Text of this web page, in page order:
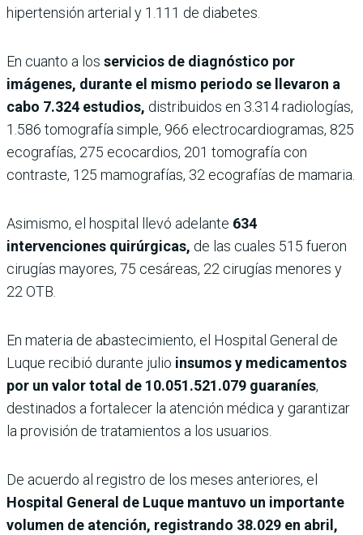
hipertensión arterial y 1.111 de diabetes.
En cuanto a los servicios de diagnóstico por
imágenes, durante el mismo periodo se llevaron a
cabo 7.324 estudios, distribuidos en 3.314 radiologías,
1.586 tomografía simple, 966 electrocardiogramas, 825
ecografías, 275 ecocardios, 201 tomografía con
contraste, 125 mamografías, 32 ecografías de mamaria.
Asimismo, el hospital llevó adelante 634
intervenciones quirúrgicas, de las cuales 515 fueron
cirugías mayores, 75 cesáreas, 22 cirugías menores y
22 OTB.
En materia de abastecimiento, el Hospital General de
Luque recibió durante julio insumos y medicamentos
por un valor total de 10.051.521.079 guaraníes,
destinados a fortalecer la atención médica y garantizar
la provisión de tratamientos a los usuarios.
De acuerdo al registro de los meses anteriores, el
Hospital General de Luque mantuvo un importante
volumen de atención, registrando 38.029 en abril,